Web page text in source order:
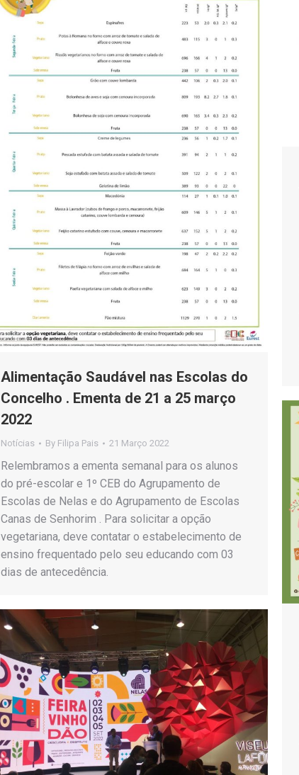
Alimentação Saudável nas Escolas do
Concelho . Ementa de 21 a 25 março
2022
Notícias By Filipa Pais 21 Março 2022
Relembramos a ementa semanal para os alunos
do pré-escolar e 1º CEB do Agrupamento de
Escolas de Nelas e do Agrupamento de Escolas
Canas de Senhorim . Para solicitar a opção
vegetariana, deve contatar o estabelecimento de
ensino frequentado pelo seu educando com 03
dias de antecedência.